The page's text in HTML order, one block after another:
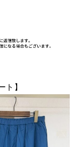
】